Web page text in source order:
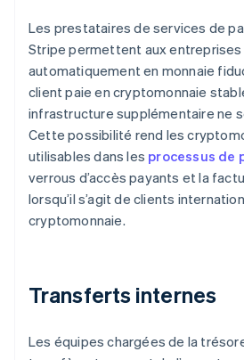
Les prestataires de services de
Stripe permettent aux entreprises
automatiquement en monnaie
client paie en cryptomonnaie
infrastructure supplémentaire ne
Cette possibilité rend les
utilisables dans les processus de
verrous d’accès payants et la
lorsqu’il s’agit de clients
cryptomonnaie.
Transferts internes
Les équipes chargées de la